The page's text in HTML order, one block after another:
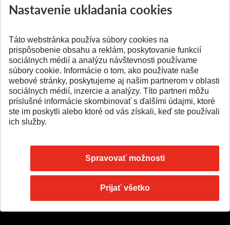
Pridané 28.07.2026 Pridané 23.06.2026
SPÄŤ NA VRCH
Nastavenie ukladania cookies
Táto webstránka používa súbory cookies na
prispôsobenie obsahu a reklám, poskytovanie funkcií
sociálnych médií a analýzu návštevnosti používame
súbory cookie. Informácie o tom, ako používate naše
webové stránky, poskytujeme aj našim partnerom v oblasti
sociálnych médií, inzercie a analýzy. Títo partneri môžu
príslušné informácie skombinovať s ďalšími údajmi, ktoré
ste im poskytli alebo ktoré od vás získali, keď ste používali
ich služby.
Spravovať možnosti
Prijať všetko